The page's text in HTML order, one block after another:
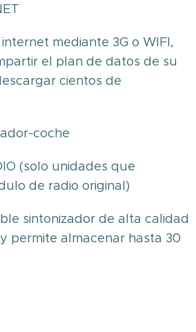
mediante 3G o WIFI,
el plan de datos de su
cientos de
coche
(solo unidades que
de radio original)
sintonizador de alta calidad
permite almacenar hasta 30